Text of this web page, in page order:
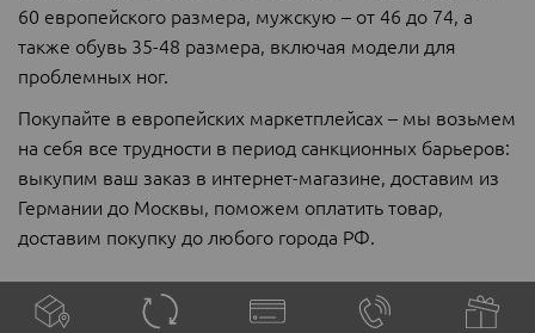
60 европейского размера, мужскую – от 46 до 74, а
также обувь 35-48 размера, включая модели для
проблемных ног.
Покупайте в европейских маркетплейсах – мы возьмем
на себя все трудности в период санкционных барьеров:
выкупим ваш заказ в интернет-магазине, доставим из
Германии до Москвы, поможем оплатить товар,
доставим покупку до любого города РФ.